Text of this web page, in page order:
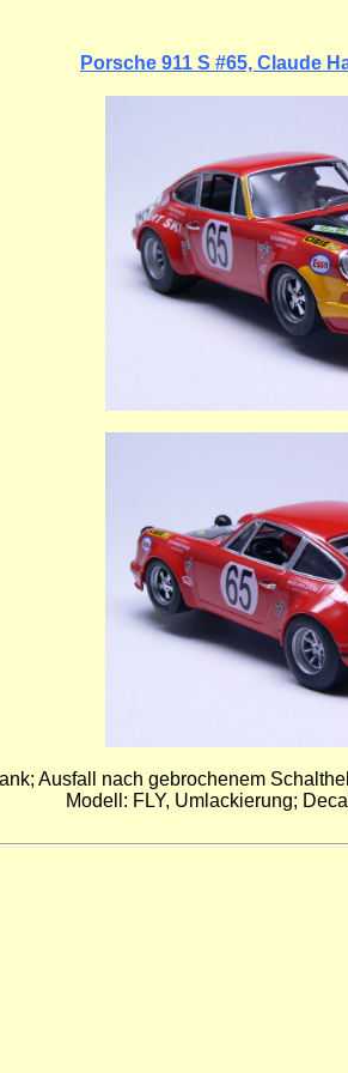
Porsche 911 S #65, Claude
Ausfall nach gebrochenem
Modell: FLY, Umlackierung;